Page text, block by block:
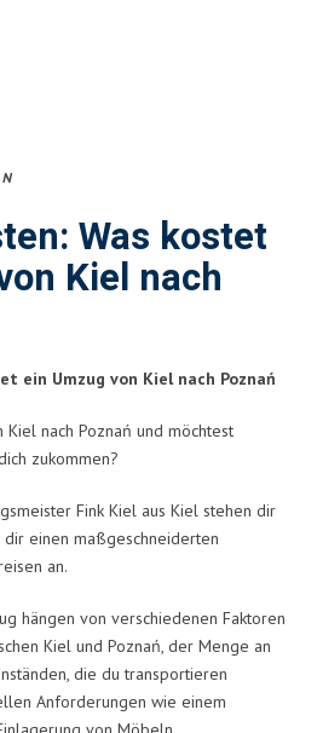
Was kostet
Kiel nach
ein Umzug von Kiel nach Poznań
nach Poznań und möchtest
zukommen?
Fink Kiel aus Kiel stehen dir
einen maßgeschneiderten
an.
hängen von verschiedenen Faktoren
Kiel und Poznań, der Menge an
die du transportieren
Anforderungen wie einem